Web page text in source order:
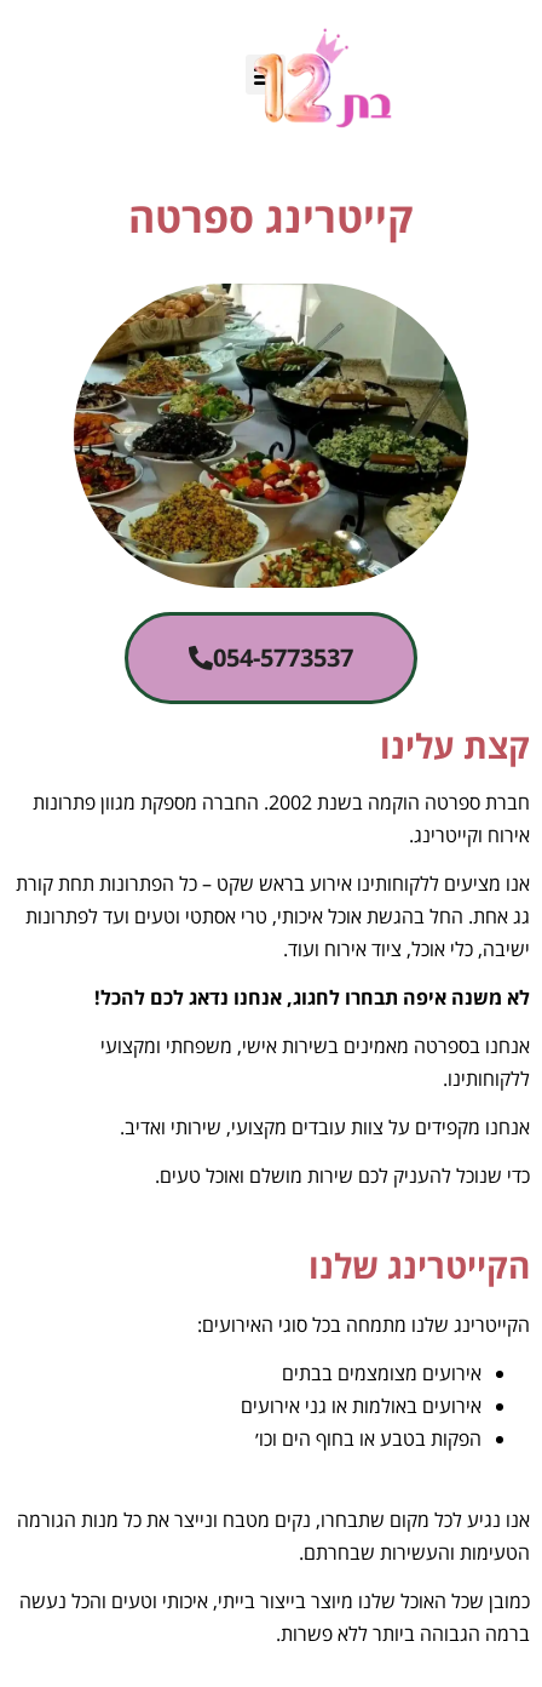
קייטרינג ספרטה
054-5773537
קצת עלינו
חברת ספרטה הוקמה בשנת 2002. החברה מספקת מגווןפתרונות
אירוח וקייטרינג.
אנו מציעים ללקוחותינו אירוע בראש שקט – כל הפתרונות תחת קורת
גג אחת. החל בהגשת אוכל איכותי, טרי אסתטי וטעים ועד לפתרונות
ישיבה, כלי אוכל, ציוד אירוח ועוד.
לא משנה איפה תבחרו לחגוג, אנחנו נדאג לכם להכל!
אנחנו בספרטה מאמינים בשירות אישי, משפחתי ומקצועי
ללקוחותינו.
אנחנו מקפידים על צוות עובדים מקצועי, שירותי ואדיב.
כדי שנוכל להעניק לכם שירות מושלם ואוכל טעים.
הקייטרינג שלנו
הקייטרינג שלנו מתמחה בכל סוגי האירועים:
אירועים מצומצמים בבתים
אירועים באולמות או גני אירועים
הפקות בטבע או בחוף הים וכו׳
אנו נגיע לכל מקום שתבחרו, נקים מטבח ונייצר את כל מנות הגורמה
הטעימות והעשירות שבחרתם.
כמובן שכל האוכל שלנו מיוצר בייצור בייתי, איכותי וטעים והכל נעשה
ברמה הגבוהה ביותר ללא פשרות.